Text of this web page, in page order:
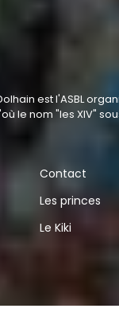
est l'ASBL
le nom "les XIV"
Contact
Les princes
Le Kiki